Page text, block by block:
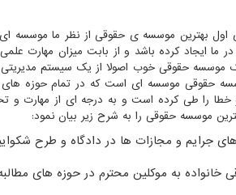
بهترین موسسه ی حقوقی از نظر ما موسسه
ایجاد کرده باشد و از بابت میزان مهارت
موسسه حقوقی خوب اصولا از یک سیستم
حقوقی موسسه ای است که در تمام حوزه
خطا را طی کرده است و به درجه ای از مهارت
موسسه حقوقی را به شرح زیر بیان نمود:
جرایم و مجازات ها در دادگاه و طرح
به موکلین محترم در حوزه های مطالبه